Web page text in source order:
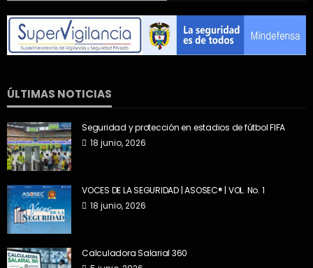
ÚLTIMAS NOTICIAS
Seguridad y protección en estadios de fútbol FIFA
18 junio, 2026
VOCES DE LA SEGURIDAD | ASOSEC® | VOL. No. 1
18 junio, 2026
Calculadora Salarial 360